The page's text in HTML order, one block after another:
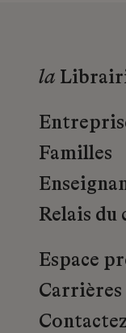
la
Familles
Relais du
Espace
Carrières